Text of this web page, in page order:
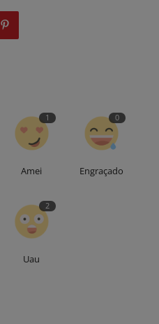
1
Amei
0
Engraçado
2
Uau